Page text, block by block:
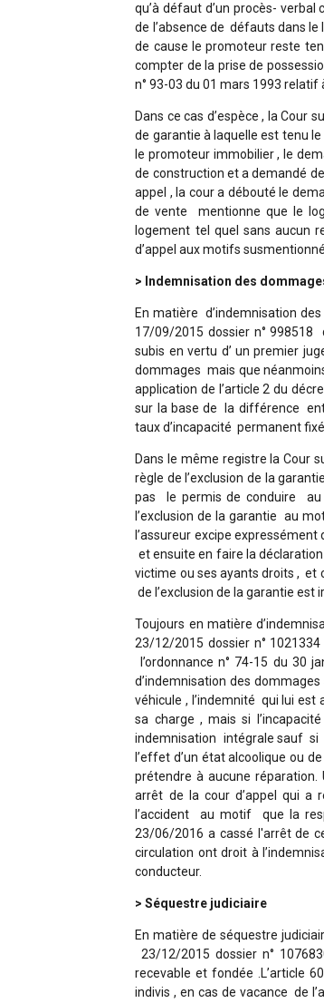
qu’à défaut d’un procès-
de l’absence de défauts dans
de cause le promoteur reste
compter de la prise de
n° 93-03 du 01 mars 1993 relatif
Dans ce cas d’espèce , la Cour
de garantie à laquelle est tenu
le promoteur immobilier , le
de construction et a demandé
appel , la cour a débouté le
de vente mentionne que le
logement tel quel sans aucun
d’appel aux motifs
> Indemnisation des
En matière d’indemnisation
17/09/2015 dossier n° 998518
subis en vertu d’ un premier
dommages mais que
application de l’article 2 du
sur la base de la différence
taux d’incapacité permanent
Dans le même registre la Cour
règle de l’exclusion de la
pas le permis de conduire au
l’exclusion de la garantie au
l’assureur excipe
et ensuite en faire la
victime ou ses ayants droits , et
de l’exclusion de la garantie est
Toujours en matière
23/12/2015 dossier n°
l’ordonnance n° 74-15 du 30
d’indemnisation des
véhicule , l’indemnité qui lui
sa charge , mais si
indemnisation intégrale sauf si
l’effet d’un état alcoolique ou
prétendre à aucune
arrêt de la cour d’appel qui a
l’accident au motif que la
23/06/2016 a cassé l'arrêt de
circulation ont droit à
conducteur.
> Séquestre judiciaire
En matière de séquestre
23/12/2015 dossier n°
recevable et fondée .L’article
indivis , en cas de vacance de